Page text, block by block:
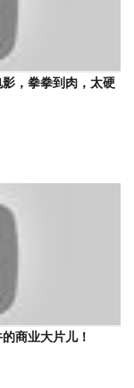
，拳拳到肉，太硬
商业大片儿！